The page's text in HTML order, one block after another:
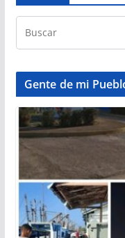
Gente de mi